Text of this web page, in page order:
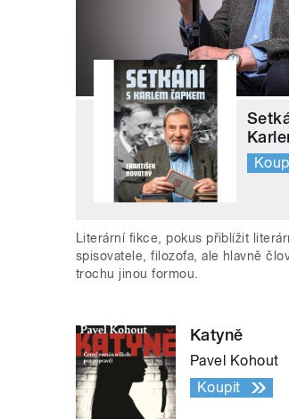
Literární fikce, pokus přiblížit
spisovatele, filozofa, ale hlavně
trochu jinou formou.
Katyně
Pavel Kohout
Koupit